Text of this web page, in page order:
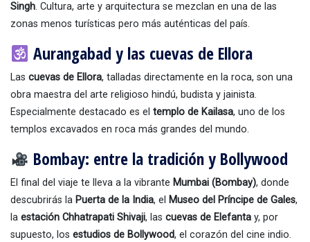
Singh. Cultura, arte y arquitectura se mezclan en una de las
zonas menos turísticas pero más auténticas del país.
Aurangabad y las cuevas de Ellora
Las cuevas de Ellora, talladas directamente en la roca, son una
obra maestra del arte religioso hindú, budista y jainista.
Especialmente destacado es el templo de Kailasa, uno de los
templos excavados en roca más grandes del mundo.
Bombay: entre la tradición y Bollywood
El final del viaje te lleva a la vibrante Mumbai (Bombay), donde
descubrirás la Puerta de la India, el Museo del Príncipe de Gales,
la estación Chhatrapati Shivaji, las cuevas de Elefanta y, por
supuesto, los estudios de Bollywood, el corazón del cine indio.